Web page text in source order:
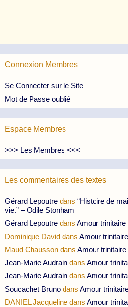
Connexion Membres
Se Connecter sur le Site
Mot de Passe oublié
Espace Membres
>>> Les Membres <<<
Les commentaires des textes
Gérard Lepoutre dans “Histoire de
vie.” – Odile Stonham
Gérard Lepoutre dans Amour trinitaire
Dominique David dans Amour
Maud Chausson dans Amour
Jean-Marie Audrain dans Amour
Jean-Marie Audrain dans Amour
Soucachet Bruno dans Amour
DANIEL Jacqueline dans Amour